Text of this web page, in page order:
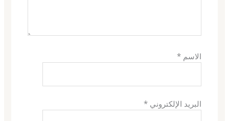
الاسم *
البريد الإلكتروني *